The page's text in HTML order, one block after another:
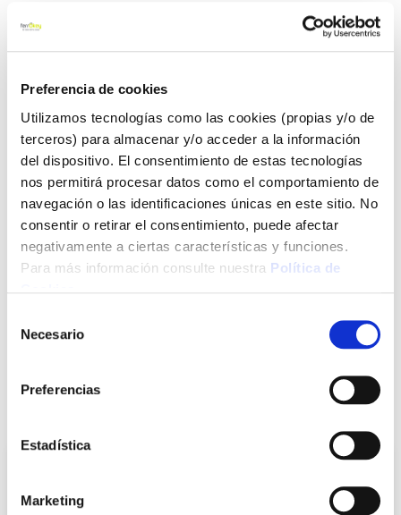
Preferencia de cookies
Utilizamos tecnologías como las cookies (propias y/o de
terceros) para almacenar y/o acceder a la información
del dispositivo. El consentimiento de estas tecnologías
nos permitirá procesar datos como el comportamiento de
navegación o las identificaciones únicas en este sitio. No
consentir o retirar el consentimiento, puede afectar
negativamente a ciertas características y funciones.
Para más información consulte nuestra Política de
Necesario
Preferencias
Estadística
Marketing
Ver más
Añadir al carrito
Click&Collect - Recogida gratis
en nuestras tiendas
Envío a domicilio:
5 días hábiles